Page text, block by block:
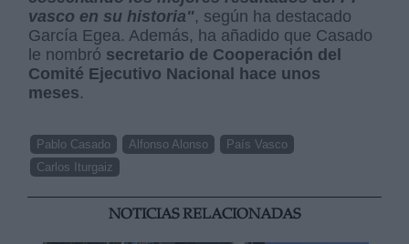
vasco en su historia", según ha destacado
García Egea. Además, ha añadido que Casado
le nombró secretario de Cooperación del
Comité Ejecutivo Nacional hace unos
meses.
Pablo Casado Alfonso Alonso
País Vasco
Carlos Iturgaiz
NOTICIAS RELACIONADAS